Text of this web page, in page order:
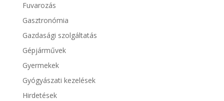
Fuvarozás
Gasztronómia
Gazdasági szolgáltatás
Gépjárművek
Gyermekek
Gyógyászati kezelések
Hirdetések